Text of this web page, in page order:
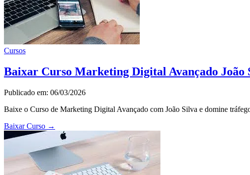
Cursos
Baixar Curso Marketing Digital Avançado João
Publicado em: 06/03/2026
Baixe o Curso de Marketing Digital Avançado com João Silva e domine
Baixar Curso →